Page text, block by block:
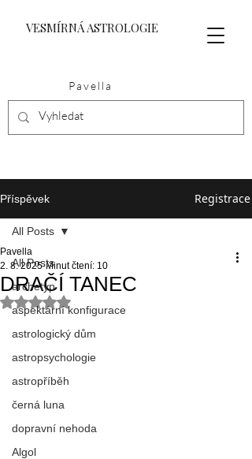
VESMÍRNÁ ASTROLOGIE
Pavella
Příspěvek Registrace
All Posts
archetyp
aspektární konfigurace
astrologický dům
astropsychologie
astropříběh
černá luna
dopravní nehoda
Algol
All Posts
DRAČÍ TANEC
Pavella
2. 8. 2025 Minut čtení: 10
Hodnoceno NaN z 5 hvězdiček.